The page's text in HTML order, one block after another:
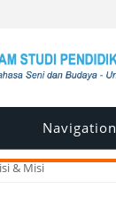
Navigation
& Misi